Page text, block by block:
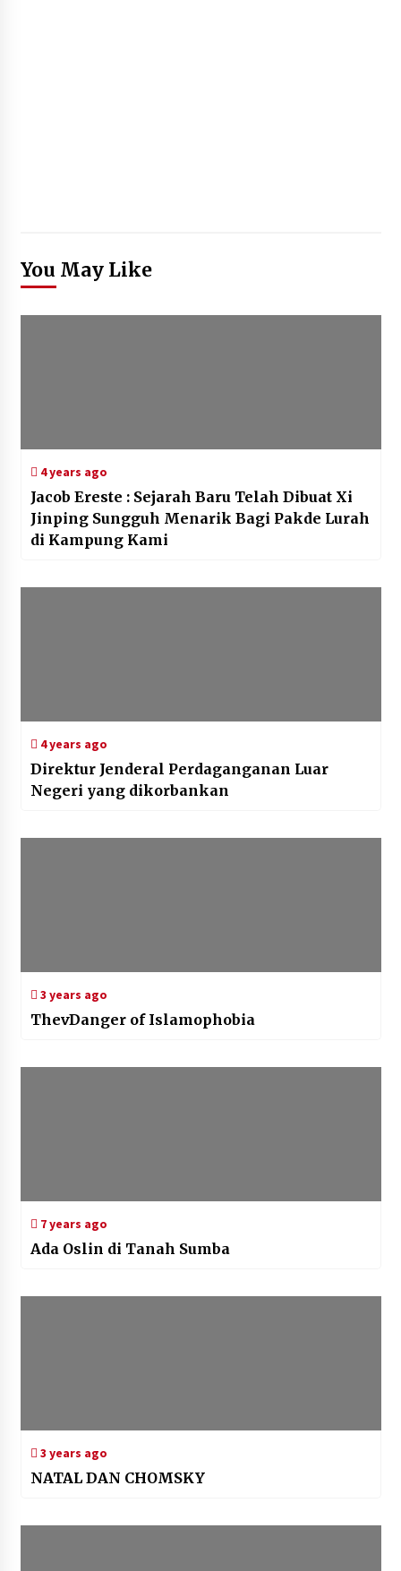
You May Like
4 years ago
Jacob Ereste : Sejarah Baru Telah Dibuat Xi
Jinping Sungguh Menarik Bagi Pakde Lurah
di Kampung Kami
4 years ago
Direktur Jenderal Perdaganganan Luar
Negeri yang dikorbankan
3 years ago
ThevDanger of Islamophobia
7 years ago
Ada Oslin di Tanah Sumba
3 years ago
NATAL DAN CHOMSKY